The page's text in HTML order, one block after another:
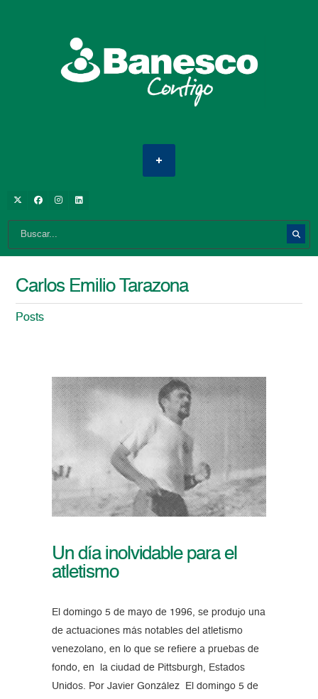
Carlos Emilio Tarazona
Posts
Un día inolvidable para el
atletismo
El domingo 5 de mayo de 1996, se produjo una
de actuaciones más notables del atletismo
venezolano, en lo que se refiere a pruebas de
fondo, en la ciudad de Pittsburgh, Estados
Unidos. Por Javier González El domingo 5 de